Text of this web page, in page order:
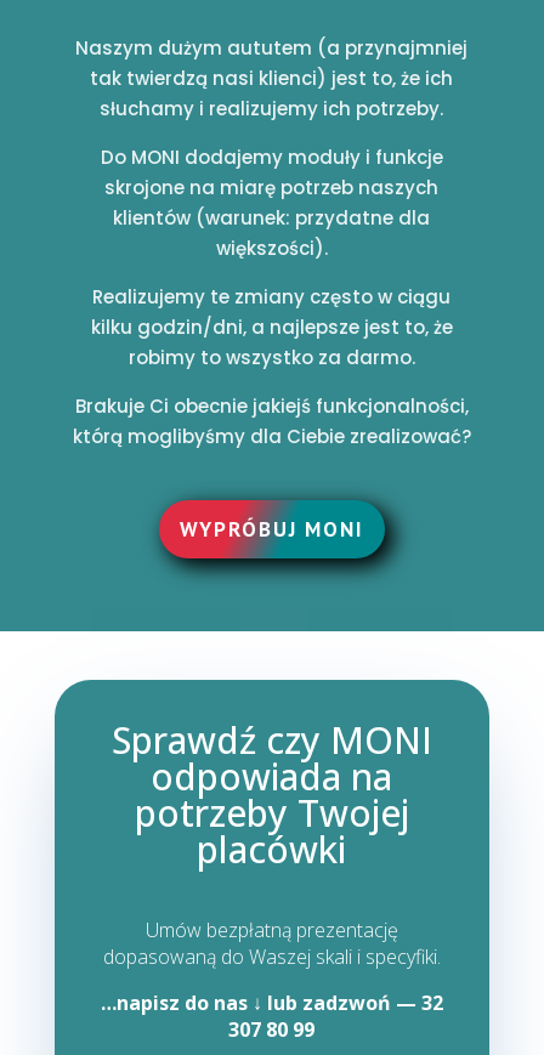
Naszym dużym aututem (a przynajmniej
tak twierdzą nasi klienci) jest to, że ich
słuchamy i realizujemy ich potrzeby.
Do MONI dodajemy moduły i funkcje
skrojone na miarę potrzeb naszych
klientów (warunek: przydatne dla
większości).
Realizujemy te zmiany często w ciągu
kilku godzin/dni, a najlepsze jest to, że
robimy to wszystko za darmo.
Brakuje Ci obecnie jakiejś funkcjonalności,
którą moglibyśmy dla Ciebie zrealizować?
WYPRÓBUJ MONI
Sprawdź czy MONI
odpowiada na
potrzeby Twojej
placówki
Umów bezpłatną prezentację
dopasowaną do Waszej skali i specyfiki.
…napisz do nas ↓ lub zadzwoń — 32
307 80 99